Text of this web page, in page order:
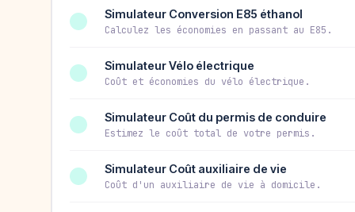
Simulateur Conversion E85 éthanol
Calculez les économies en passant au E85.
Simulateur Vélo électrique
Coût et économies du vélo électrique.
Simulateur Coût du permis de conduire
Estimez le coût total de votre permis.
Simulateur Coût auxiliaire de vie
Coût d'un auxiliaire de vie à domicile.